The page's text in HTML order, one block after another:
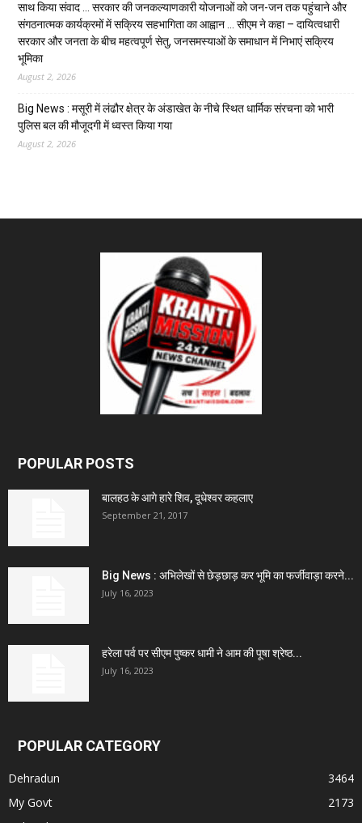
साथ किया संवाद … सरकार की जनकल्याणकारी योजनाओं को जन-जन तक पहुंचाने और
संगठनात्मक कार्यक्रमों में सक्रिय सहभागिता का आह्वान … सीएम ने कहा – दायित्वधारी
सरकार और जनता के बीच महत्वपूर्ण सेतु, जनसमस्याओं के समाधान में निभाएं सक्रिय
भूमिका
August 2, 2026
Big News : मसूरी में लंढौर क्षेत्र के अंडाखेत के नीचे स्थित धार्मिक संरचना को भारी
पुलिस बल की मौजूदगी में ध्वस्त किया गया
August 2, 2026
POPULAR POSTS
बालहठ के आगे हारे शिव, दूधेश्वर कहलाए
September 21, 2017
Big News : अभिलेखों से छेड़छाड़ कर भूमि का फर्जीवाड़ा करने...
July 16, 2023
हरेला पर्व पर सीएम पुष्कर धामी ने आम की पूषा श्रेष्ठ...
July 16, 2023
POPULAR CATEGORY
Dehradun
3464
My Govt
2173